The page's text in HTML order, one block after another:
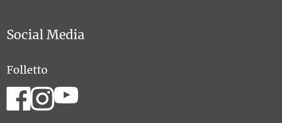
Social Media
Folletto